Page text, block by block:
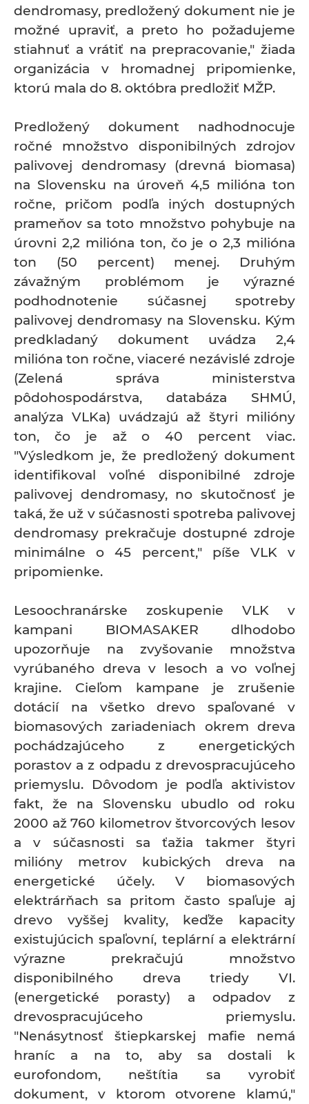
dendromasy, predložený dokument nie je
možné upraviť, a preto ho požadujeme
stiahnuť a vrátiť na prepracovanie," žiada
organizácia v hromadnej pripomienke,
ktorú mala do 8. októbra predložiť MŽP.
Predložený dokument nadhodnocuje
ročné množstvo disponibilných zdrojov
palivovej dendromasy (drevná biomasa)
na Slovensku na úroveň 4,5 milióna ton
ročne, pričom podľa iných dostupných
prameňov sa toto množstvo pohybuje na
úrovni 2,2 milióna ton, čo je o 2,3 milióna
ton (50 percent) menej. Druhým
závažným problémom je výrazné
podhodnotenie súčasnej spotreby
palivovej dendromasy na Slovensku. Kým
predkladaný dokument uvádza 2,4
milióna ton ročne, viaceré nezávislé zdroje
(Zelená správa ministerstva
pôdohospodárstva, databáza SHMÚ,
analýza VLKa) uvádzajú až štyri milióny
ton, čo je až o 40 percent viac.
"Výsledkom je, že predložený dokument
identifikoval voľné disponibilné zdroje
palivovej dendromasy, no skutočnosť je
taká, že už v súčasnosti spotreba palivovej
dendromasy prekračuje dostupné zdroje
minimálne o 45 percent," píše VLK v
pripomienke.
Lesoochranárske zoskupenie VLK v
kampani BIOMASAKER dlhodobo
upozorňuje na zvyšovanie množstva
vyrúbaného dreva v lesoch a vo voľnej
krajine. Cieľom kampane je zrušenie
dotácií na všetko drevo spaľované v
biomasových zariadeniach okrem dreva
pochádzajúceho z energetických
porastov a z odpadu z drevospracujúceho
priemyslu. Dôvodom je podľa aktivistov
fakt, že na Slovensku ubudlo od roku
2000 až 760 kilometrov štvorcových lesov
a v súčasnosti sa ťažia takmer štyri
milióny metrov kubických dreva na
energetické účely. V biomasových
elektrárňach sa pritom často spaľuje aj
drevo vyššej kvality, keďže kapacity
existujúcich spaľovní, teplární a elektrární
výrazne prekračujú množstvo
disponibilného dreva triedy VI.
(energetické porasty) a odpadov z
drevospracujúceho priemyslu.
"Nenásytnosť štiepkarskej mafie nemá
hraníc a na to, aby sa dostali k
eurofondom, neštítia sa vyrobiť
dokument, v ktorom otvorene klamú,"